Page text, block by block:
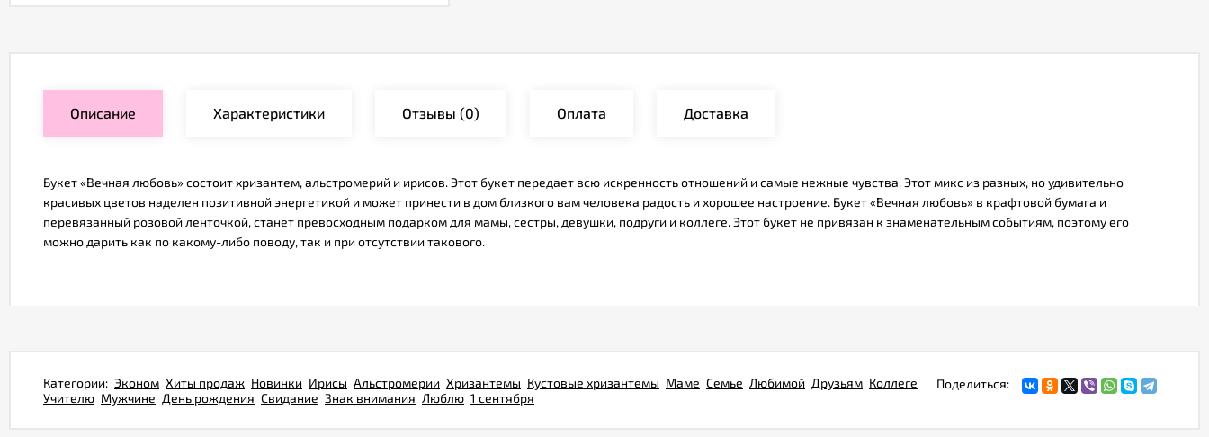
Описание Характеристики Отзывы (0) Оплата Доставка
Букет «Вечная любовь» состоит хризантем, альстромерий и ирисов. Этот букет передает всю искренность отношений и самые нежные чувства. Этот микс из разных, но удивительно
красивых цветов наделен позитивной энергетикой и может принести в дом близкого вам человека радость и хорошее настроение. Букет «Вечная любовь» в крафтовой бумага и
перевязанный розовой ленточкой, станет превосходным подарком для мамы, сестры, девушки, подруги и коллеге. Этот букет не привязан к знаменательным событиям, поэтому его
можно дарить как по какому-либо поводу, так и при отсутствии такового.
Поделиться:
Категории: Эконом Хиты продаж Новинки Ирисы Альстромерии Хризантемы Кустовые хризантемы Маме Семье Любимой Друзьям Коллеге
Учителю Мужчине День рождения Свидание Знак внимания Люблю 1 сентября